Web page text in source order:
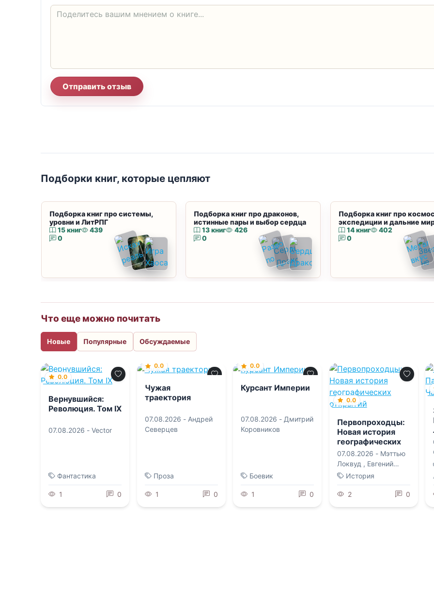
Отправить отзыв
Подборки книг, которые цепляют
Подборка книг про системы,
уровни и ЛитРПГ
15 книг
439
0
Подборка книг про драконов,
истинные пары и выбор сердца
13 книг
426
0
Подборка книг про
экспедиции и дальние
14 книг
402
0
Что еще можно почитать
Новые Популярные Обсуждаемые
0.0
Вернувшийся:
Революция. Том IX
07.08.2026 - Vector
Фантастика
1 0
0.0
Чужая
траектория
07.08.2026 - Андрей
Северцев
Проза
1 0
0.0
Курсант Империи
07.08.2026 - Дмитрий
Коровников
Боевик
1 0
0.0
Первопроходцы:
Новая история
географических
открытий
07.08.2026 - Мэттью
Локвуд , Евгений
Владимирович
Поникаров
История
2 0